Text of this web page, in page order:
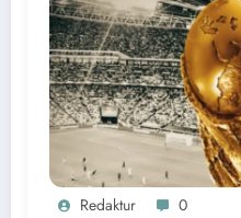
Redaktur 0